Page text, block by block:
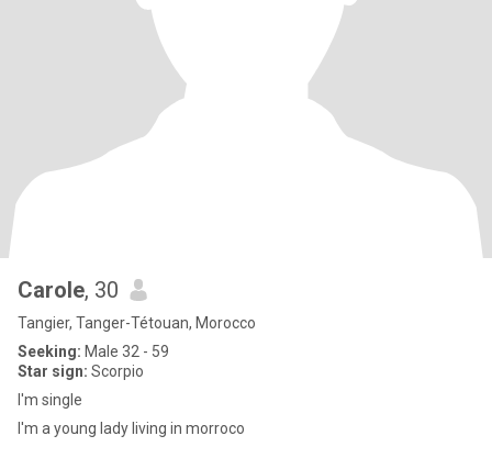
Carole, 30
Tangier, Tanger-Tétouan, Morocco
Seeking: Male 32 - 59
Star sign: Scorpio
I'm single
I'm a young lady living in morroco